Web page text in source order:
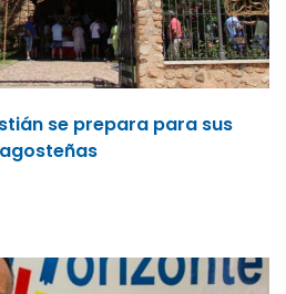
se prepara para sus